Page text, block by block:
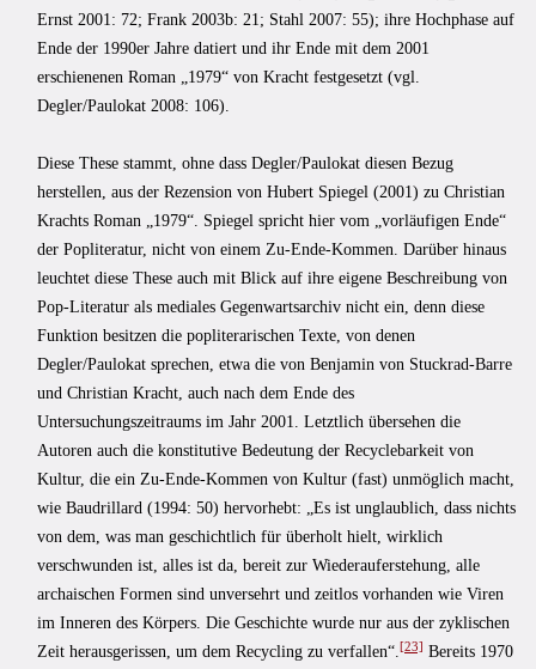
Ernst 2001: 72; Frank 2003b: 21; Stahl 2007: 55); ihre Hochphase auf
Ende der 1990er Jahre datiert und ihr Ende mit dem 2001
erschienenen Roman „1979“ von Kracht festgesetzt (vgl.
Degler/Paulokat 2008: 106).
Diese These stammt, ohne dass Degler/Paulokat diesen Bezug
herstellen, aus der Rezension von Hubert Spiegel (2001) zu Christian
Krachts Roman „1979“. Spiegel spricht hier vom „vorläufigen Ende“
der Popliteratur, nicht von einem Zu-Ende-Kommen. Darüber hinaus
leuchtet diese These auch mit Blick auf ihre eigene Beschreibung von
Pop-Literatur als mediales Gegenwartsarchiv nicht ein, denn diese
Funktion besitzen die popliterarischen Texte, von denen
Degler/Paulokat sprechen, etwa die von Benjamin von Stuckrad-Barre
und Christian Kracht, auch nach dem Ende des
Untersuchungszeitraums im Jahr 2001. Letztlich übersehen die
Autoren auch die konstitutive Bedeutung der Recyclebarkeit von
Kultur, die ein Zu-Ende-Kommen von Kultur (fast) unmöglich macht,
wie Baudrillard (1994: 50) hervorhebt: „Es ist unglaublich, dass nichts
von dem, was man geschichtlich für überholt hielt, wirklich
verschwunden ist, alles ist da, bereit zur Wiederauferstehung, alle
archaischen Formen sind unversehrt und zeitlos vorhanden wie Viren
im Inneren des Körpers. Die Geschichte wurde nur aus der zyklischen
Zeit herausgerissen, um dem Recycling zu verfallen“. [23] Bereits 1970